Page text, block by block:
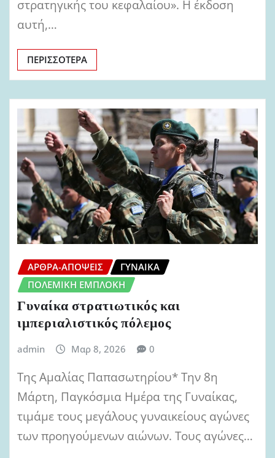
στρατηγικής του κεφαλαίου». Η έκδοση
αυτή,…
ΠΕΡΙΣΣΌΤΕΡΑ
ΆΡΘΡΑ-ΑΠΌΨΕΙΣ
ΓΥΝΑΊΚΑ
ΠΟΛΕΜΙΚΉ ΕΜΠΛΟΚΉ
Γυναίκα στρατιωτικός και
ιμπεριαλιστικός πόλεμος
admin Μαρ 8, 2026 0
Της Αμαλίας Παπασωτηρίου* Την 8η
Μάρτη, Παγκόσμια Ημέρα της Γυναίκας,
τιμάμε τους μεγάλους γυναικείους αγώνες
των προηγούμενων αιώνων. Τους αγώνες…